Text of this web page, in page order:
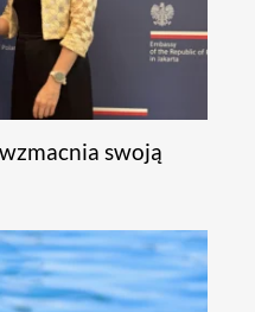
swoją